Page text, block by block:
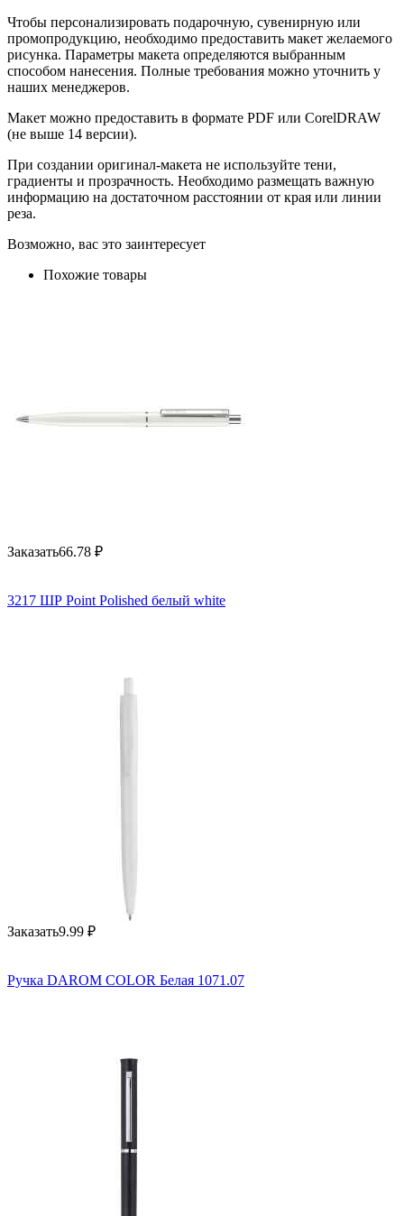
Чтобы персонализировать подарочную, сувенирную или
промопродукцию, необходимо предоставить макет желаемого
рисунка. Параметры макета определяются выбранным
способом нанесения. Полные требования можно уточнить у
наших менеджеров.
Макет можно предоставить в формате PDF или CorelDRAW
(не выше 14 версии).
При создании оригинал-макета не используйте тени,
градиенты и прозрачность. Необходимо размещать важную
информацию на достаточном расстоянии от края или линии
реза.
Возможно, вас это заинтересует
Похожие товары
Заказать66.78 ₽
3217 ШР Point Polished белый white
Заказать9.99 ₽
Ручка DAROM COLOR Белая 1071.07